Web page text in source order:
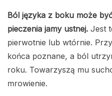
Ból języka z boku może
pieczenia jamy ustnej. Jest
pierwotnie lub wtórnie.
końca poznane, a ból
roku. Towarzyszą mu
mrowienie.